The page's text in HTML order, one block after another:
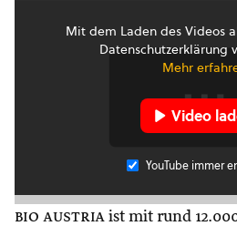
Mit dem Laden des Videos
Datenschutzerklärung
Mehr
Video
YouTube immer
bio austria ist mit rund